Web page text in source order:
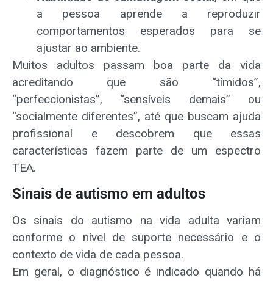
a pessoa aprende a reproduzir
comportamentos esperados para se
ajustar ao ambiente.
Muitos adultos passam boa parte da vida
acreditando que são “tímidos”,
“perfeccionistas”, “sensíveis demais” ou
“socialmente diferentes”, até que buscam ajuda
profissional e descobrem que essas
características fazem parte de um espectro
TEA.
Sinais de autismo em adultos
Os sinais do autismo na vida adulta variam
conforme o nível de suporte necessário e o
contexto de vida de cada pessoa.
Em geral, o diagnóstico é indicado quando há